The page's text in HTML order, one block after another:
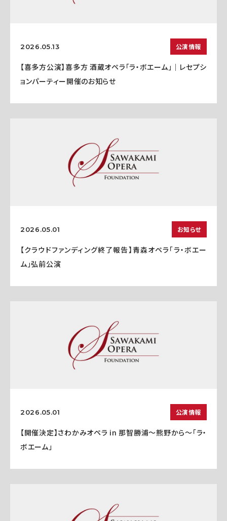
2026.05.13 公演情報
【喜多方公演】喜多方 酒蔵オペラ「ラ・ボエーム」｜レセプシ
ョンパーティー開催のお知らせ
2026.05.01 お知らせ
【クラウドファンディング終了報告】青森オペラ「ラ・ボエー
ム」弘前公演
2026.05.01 公演情報
【開催決定】さわかみオペラ in 那智勝浦〜熊野から〜「ラ・
ボエーム」